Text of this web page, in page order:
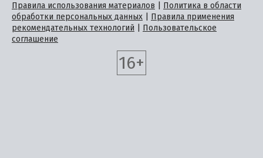
Правила использования материалов
Политика в области
обработки персональных данных
Правила применения
рекомендательных технологий
Пользовательское
соглашение
16+